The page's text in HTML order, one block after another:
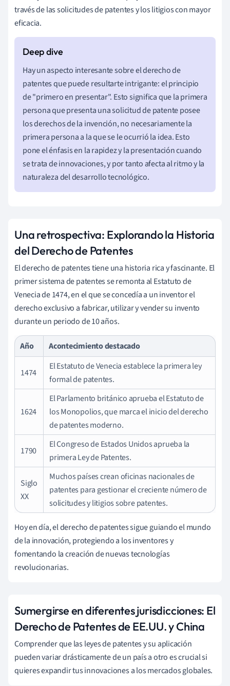
través de las solicitudes de patentes y los litigios con mayor
eficacia.
Hay un aspecto interesante sobre el derecho de
patentes que puede resultarte intrigante: el principio
de "primero en presentar". Esto significa que la primera
persona que presenta una solicitud de patente posee
los derechos de la invención, no necesariamente la
primera persona a la que se le ocurrió la idea. Esto
pone el énfasis en la rapidez y la presentación cuando
se trata de innovaciones, y por tanto afecta al ritmo y la
naturaleza del desarrollo tecnológico.
Una retrospectiva: Explorando la Historia
del Derecho de Patentes
El derecho de patentes tiene una historia rica y fascinante. El
primer sistema de patentes se remonta al Estatuto de
Venecia de 1474, en el que se concedía a un inventor el
derecho exclusivo a fabricar, utilizar y vender su invento
durante un periodo de 10 años.
Año Acontecimiento destacado
1474
El Estatuto de Venecia establece la primera ley
formal de patentes.
1624
El Parlamento británico aprueba el Estatuto de
los Monopolios, que marca el inicio del derecho
de patentes moderno.
1790
El Congreso de Estados Unidos aprueba la
primera Ley de Patentes.
Siglo
XX
Muchos países crean oficinas nacionales de
patentes para gestionar el creciente número de
solicitudes y litigios sobre patentes.
Hoy en día, el derecho de patentes sigue guiando el mundo
de la innovación, protegiendo a los inventores y
fomentando la creación de nuevas tecnologías
revolucionarias.
Sumergirse en diferentes jurisdicciones: El
Derecho de Patentes de EE.UU. y China
Comprender que las leyes de patentes y su aplicación
pueden variar drásticamente de un país a otro es crucial si
quieres expandir tus innovaciones a los mercados globales.